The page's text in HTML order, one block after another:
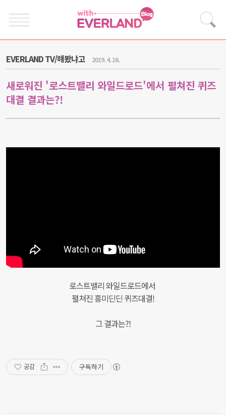
EVERLAND TV/해봤냐고 2019. 4. 16.
새로워진 '로스트밸리 와일드로드'에서 펼쳐진 퀴즈
대결 결과는?!
로스트밸리 와일드로드에서
펼쳐진 흥미딘딘 퀴즈대결!
그 결과는?!
공감 구독하기